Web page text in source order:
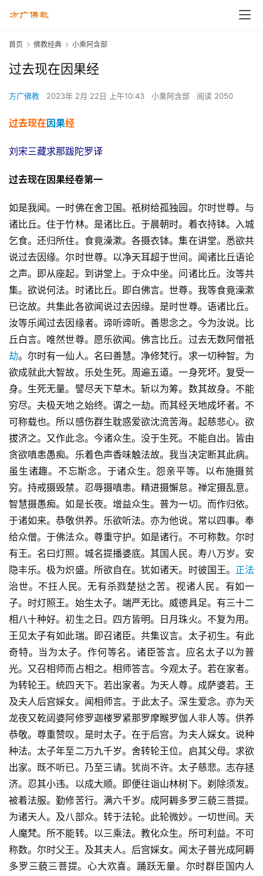
首页 佛教经典 小乘阿含部
过去现在因果经
方广佛教 2023年 2月 22日 上午10:43 小乘阿含部 阅读 2050
过去现在因果经
刘宋三藏求那跋陀罗译
过去现在因果经卷第一
如是我闻。一时佛在舍卫国。祇树给孤独园。尔时世尊。与
诸比丘。住于竹林。是诸比丘。于晨朝时。着衣持钵。入城
乞食。还归所住。食竟澡漱。各摄衣钵。集在讲堂。悉欲共
说过去因缘。尔时世尊。以净天耳超于世间。闻诸比丘语论
之声。即从座起。到讲堂上。于众中坐。问诸比丘。汝等共
集。欲说何法。时诸比丘。即白佛言。世尊。我等食竟澡漱
已讫故。共集此各欲闻说过去因缘。是时世尊。语诸比丘。
汝等乐闻过去因缘者。谛听谛听。善思念之。今为汝说。比
丘白言。唯然世尊。愿乐欲闻。佛言比丘。过去无数阿僧祇
劫。尔时有一仙人。名曰善慧。净修梵行。求一切种智。为
欲成就此大智故。乐处生死。周遍五道。一身死坏。复受一
身。生死无量。譬尽天下草木。斩以为筹。数其故身。不能
穷尽。夫极天地之始终。谓之一劫。而其经天地成坏者。不
可称载也。所以感伤群生耽惑爱欲沈流苦海。起慈悲心。欲
拔济之。又作此念。今诸众生。没于生死。不能自出。皆由
贪欲嗔恚愚痴。乐着色声香味触法故。我当决定断其此病。
虽生诸趣。不忘斯念。于诸众生。怨亲平等。以布施摄贫
穷。持戒摄毁禁。忍辱摄嗔恚。精进摄懈怠。禅定摄乱意。
智慧摄愚痴。如是长夜。增益众生。普为一切。而作归依。
于诸如来。恭敬供养。乐欲听法。亦为他说。常以四事。奉
给众僧。于佛法众。尊重守护。如是诸行。不可称数。尔时
有王。名曰灯照。城名提播婆底。其国人民。寿八万岁。安
隐丰乐。极为炽盛。所欲自在。犹如诸天。时彼国王。 正法
治世。不抂人民。无有杀戮楚挞之苦。视诸人民。有如一
子。时灯照王。始生太子。端严无比。威德具足。有三十二
相八十种好。初生之日。四方皆明。日月珠火。不复为用。
王见太子有如此瑞。即召诸臣。共集议言。太子初生。有此
奇特。当为太子。作何等名。诸臣答言。应名太子以为普
光。又召相师而占相之。相师答言。今观太子。若在家者。
为转轮王。统四天下。若出家者。为天人尊。成萨婆若。王
及夫人后宫婇女。闻相师言。于此太子。深生爱念。亦为天
龙夜又乾闼婆阿修罗迦楼罗紧那罗摩睺罗伽人非人等。供养
恭敬。尊重赞叹。是时太子。在于后宫。为夫人婇女。说种
种法。太子年至二万九千岁。舍转轮王位。启其父母。求欲
出家。既不听已。乃至三请。犹尚不许。太子慈悲。志存拯
济。忍其小违。以成大顺。即便往诣山林树下。剃除须发。
被着法服。勤修苦行。满六千岁。成阿耨多罗三藐三菩提。
为诸天人。及八部众。转于法轮。此轮微妙。一切世间。天
人魔梵。所不能转。以三乘法。教化众生。所可利益。不可
称数。尔时父王。及其夫人。后宫婇女。闻太子普光成阿耨
多罗三藐三菩提。心大欢喜。踊跃无量。尔时群臣国内人